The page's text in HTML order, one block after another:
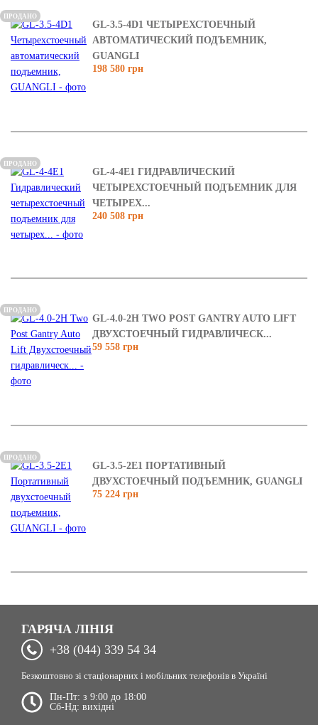
GL-3.5-4D1 ЧЕТЫРЕХСТОЕЧНЫЙ
АВТОМАТИЧЕСКИЙ ПОДЪЕМНИК,
GUANGLI
198 580 грн
ПРОДАНО
GL-4-4E1 ГИДРАВЛИЧЕСКИЙ
ЧЕТЫРЕХСТОЕЧНЫЙ ПОДЪЕМНИК ДЛЯ
ЧЕТЫРЕХ...
240 508 грн
ПРОДАНО
GL-4.0-2H TWO POST GANTRY AUTO LIFT
ДВУХСТОЕЧНЫЙ ГИДРАВЛИЧЕСК...
59 558 грн
ПРОДАНО
GL-3.5-2E1 ПОРТАТИВНЫЙ
ДВУХСТОЕЧНЫЙ ПОДЪЕМНИК, GUANGLI
75 224 грн
ПРОДАНО
ГАРЯЧА ЛІНІЯ
+38 (044) 339 54 34
Безкоштовно зі стаціонарних і мобільних телефонів в Україні
Пн-Пт: з 9:00 до 18:00
Сб-Нд: вихідні